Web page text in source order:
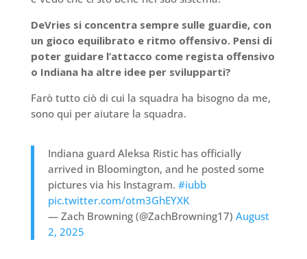
DeVries si concentra sempre sulle guardie, con
un gioco equilibrato e ritmo offensivo. Pensi di
poter guidare l’attacco come regista offensivo
o Indiana ha altre idee per svilupparti?
Farò tutto ciò di cui la squadra ha bisogno da me,
sono qui per aiutare la squadra.
Indiana guard Aleksa Ristic has officially
arrived in Bloomington, and he posted some
pictures via his Instagram. #iubb
pic.twitter.com/otm3GhEYXK
— Zach Browning (@ZachBrowning17) August
2, 2025